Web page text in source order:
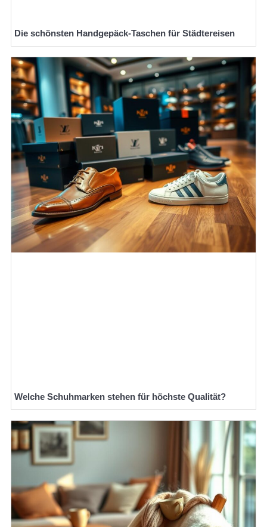
Die schönsten Handgepäck-Taschen für Städtereisen
Welche Schuhmarken stehen für höchste Qualität?